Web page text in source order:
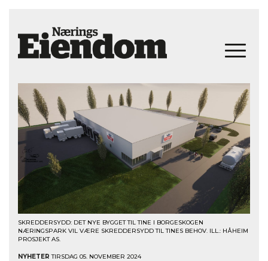
SKREDDERSYDD: DET NYE BYGGET TIL TINE I BORGESKOGEN
NÆRINGSPARK VIL VÆRE SKREDDERSYDD TIL TINES BEHOV. ILL.: HÅHEIM
PROSJEKT AS.
NYHETER TIRSDAG 05. NOVEMBER 2024